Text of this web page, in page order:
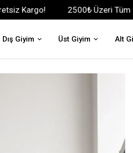
2500₺ Üzeri Tüm
Dış Giyim Üst Giyim Alt